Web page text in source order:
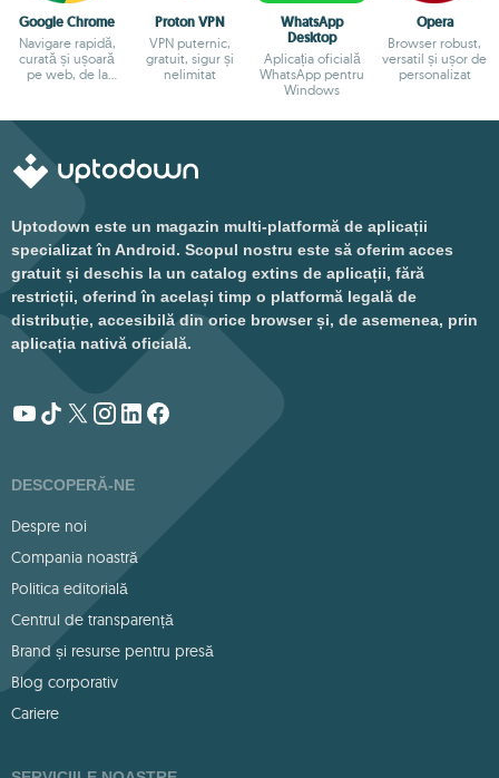
Google Chrome
Navigare rapidă,
curată și ușoară
pe web, de la
Proton VPN
VPN puternic,
gratuit, sigur și
nelimitat
WhatsApp
Desktop
Aplicația oficială
WhatsApp pentru
Windows
Opera
Browser robust,
versatil și ușor de
personalizat
Uptodown este un magazin multi-platformă de aplicații
specializat în Android. Scopul nostru este să oferim acces
gratuit și deschis la un catalog extins de aplicații, fără
restricții, oferind în același timp o platformă legală de
distribuție, accesibilă din orice browser și, de asemenea, prin
aplicația nativă oficială.
DESCOPERĂ-NE
Despre noi
Compania noastră
Politica editorială
Centrul de transparență
Brand și resurse pentru presă
Blog corporativ
Cariere